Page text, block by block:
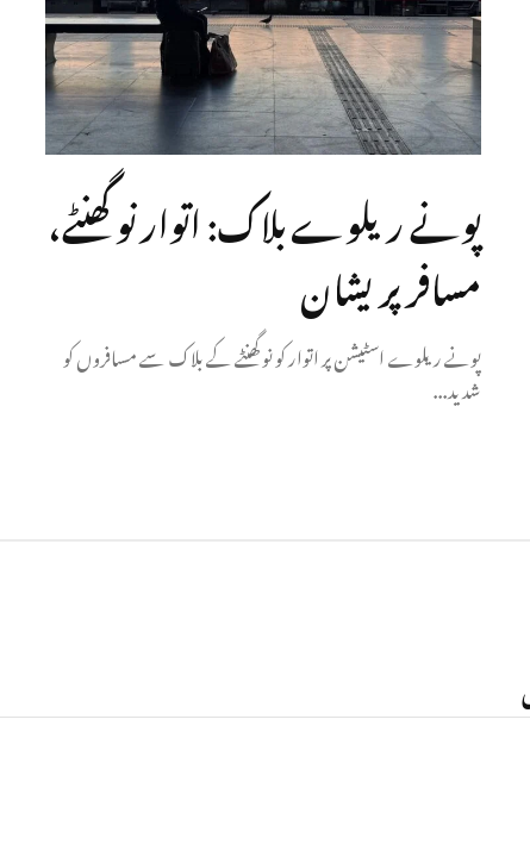
پونے ریلوے بلاک: اتوار نو گھنٹے،
مسافر پریشان
پونے ریلوے اسٹیشن پر اتوار کو نو گھنٹے کے بلاک سے مسافروں کو
شدید...